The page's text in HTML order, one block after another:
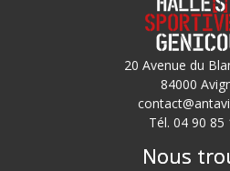
20 Avenue du
84000
Tél. 04 90 85
Nous